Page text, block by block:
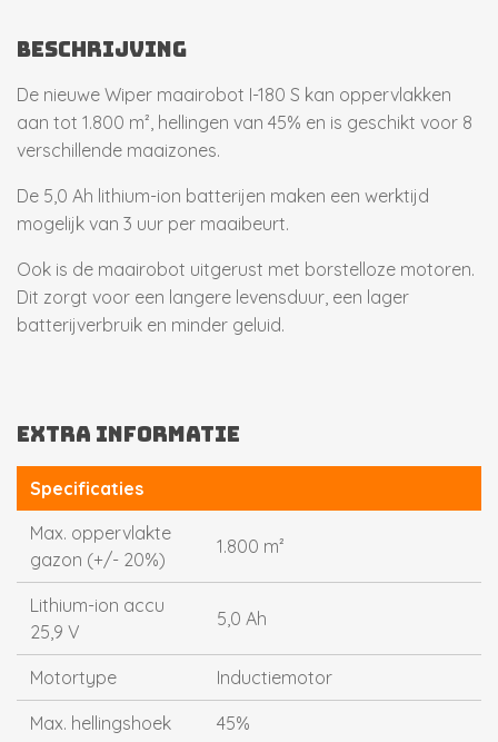
BESCHRIJVING
De nieuwe Wiper maairobot I-180 S kan oppervlakken
aan tot 1.800 m², hellingen van 45% en is geschikt voor 8
verschillende maaizones.
De 5,0 Ah lithium-ion batterijen maken een werktijd
mogelijk van 3 uur per maaibeurt.
Ook is de maairobot uitgerust met borstelloze motoren.
Dit zorgt voor een langere levensduur, een lager
batterijverbruik en minder geluid.
EXTRA INFORMATIE
Specificaties
Max. oppervlakte
gazon (+/- 20%)
1.800 m²
Lithium-ion accu
25,9 V
5,0 Ah
Motortype Inductiemotor
Max. hellingshoek 45%